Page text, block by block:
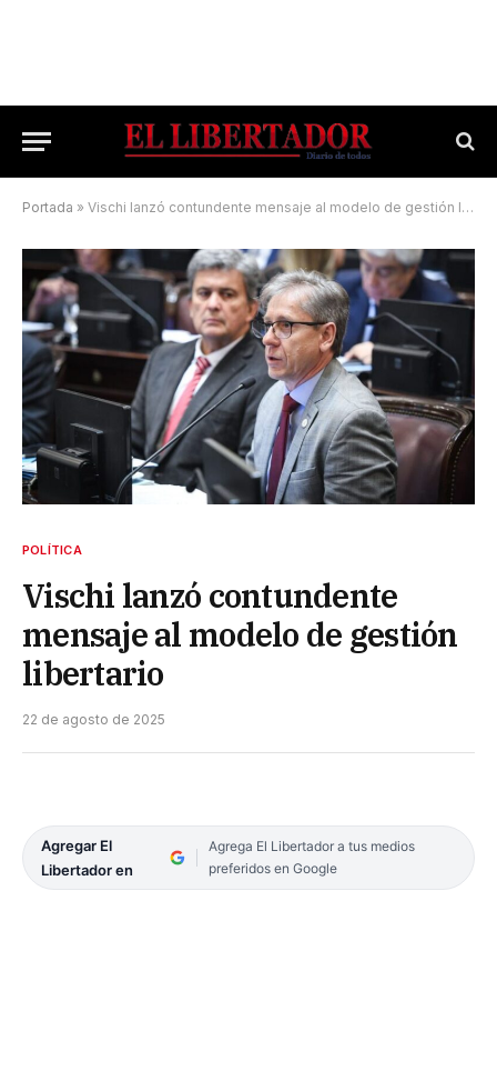
Portada » Vischi lanzó contundente mensaje al modelo de gestión libertario
POLÍTICA
Vischi lanzó contundente
mensaje al modelo de gestión
libertario
22 de agosto de 2025
Agregar El
Libertador en
Agrega El Libertador a tus medios
preferidos en Google